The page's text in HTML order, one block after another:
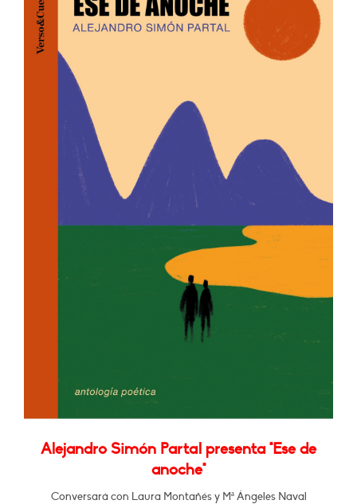
Alejandro Simón Partal presenta "Ese de
anoche"
Conversará con Laura Montañés y Mª Ángeles Naval